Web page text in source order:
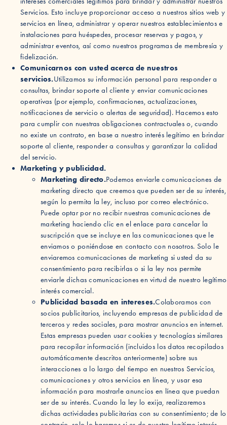
Servicios. Esto incluye proporcionar acceso a nuestros sitios web y
servicios en línea, administrar y operar nuestros establecimientos e
instalaciones para huéspedes, procesar reservas y pagos, y
administrar eventos, así como nuestros programas de membresía y
fidelización.
Comunicarnos con usted acerca de nuestros
servicios.Utilizamos su información personal para responder a
consultas, brindar soporte al cliente y enviar comunicaciones
operativas (por ejemplo, confirmaciones, actualizaciones,
notificaciones de servicio o alertas de seguridad). Hacemos esto
para cumplir con nuestras obligaciones contractuales o, cuando
no existe un contrato, en base a nuestro interés legítimo en brindar
soporte al cliente, responder a consultas y garantizar la calidad
del servicio.
Marketing y publicidad.
Marketing directo.Podemos enviarle comunicaciones de
marketing directo que creemos que pueden ser de su interés,
según lo permita la ley, incluso por correo electrónico.
Puede optar por no recibir nuestras comunicaciones de
marketing haciendo clic en el enlace para cancelar la
suscripción que se incluye en las comunicaciones que le
enviamos o poniéndose en contacto con nosotros. Solo le
enviaremos comunicaciones de marketing si usted da su
consentimiento para recibirlas o si la ley nos permite
enviarle dichas comunicaciones en virtud de nuestro legítimo
interés comercial.
Publicidad basada en intereses.Colaboramos con
socios publicitarios, incluyendo empresas de publicidad de
terceros y redes sociales, para mostrar anuncios en internet.
Estas empresas pueden usar cookies y tecnologías similares
para recopilar información (incluidos los datos recopilados
automáticamente descritos anteriormente) sobre sus
interacciones a lo largo del tiempo en nuestros Servicios,
comunicaciones y otros servicios en línea, y usar esa
información para mostrarle anuncios en línea que puedan
ser de su interés. Cuando la ley lo exija, realizaremos
dichas actividades publicitarias con su consentimiento; de lo